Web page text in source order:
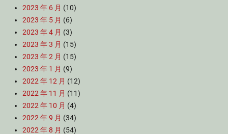
2023 年 6 月 (10)
2023 年 5 月 (6)
2023 年 4 月 (3)
2023 年 3 月 (15)
2023 年 2 月 (15)
2023 年 1 月 (9)
2022 年 12 月 (12)
2022 年 11 月 (11)
2022 年 10 月 (4)
2022 年 9 月 (34)
2022 年 8 月 (54)